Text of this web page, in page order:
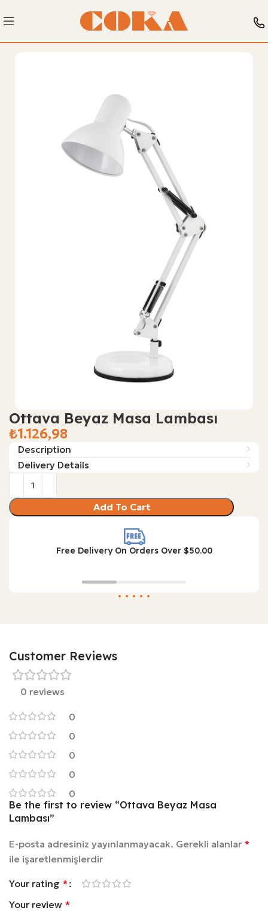
Ottava Beyaz Masa Lambası
₺
Description
Delivery Details
Add To Cart
Free Delivery On Orders Over $50.00
Customer Reviews
0 reviews
0
0
0
0
0
Be the first to review “Ottava Beyaz Masa
Lambası”
E-posta adresiniz yayınlanmayacak. Gerekli alanlar *
ile işaretlenmişlerdir
Your rating *
Your review *